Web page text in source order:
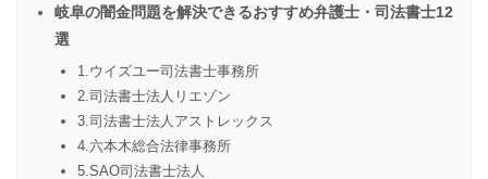
岐阜の闇金問題を解決できるおすすめ弁護士・司法書士12
選
1.ウイズユー司法書士事務所
2.司法書士法人リエゾン
3.司法書士法人アストレックス
4.六本木総合法律事務所
5.SAO司法書士法人